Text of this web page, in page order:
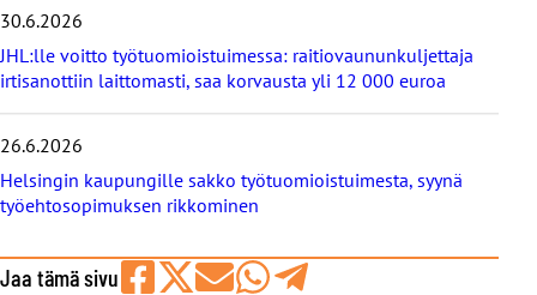
30.6.2026
JHL:lle voitto työtuomioistuimessa: raitiovaununkuljettaja
irtisanottiin laittomasti, saa korvausta yli 12 000 euroa
26.6.2026
Helsingin kaupungille sakko työtuomioistuimesta, syynä
työehtosopimuksen rikkominen
Jaa tämä sivu